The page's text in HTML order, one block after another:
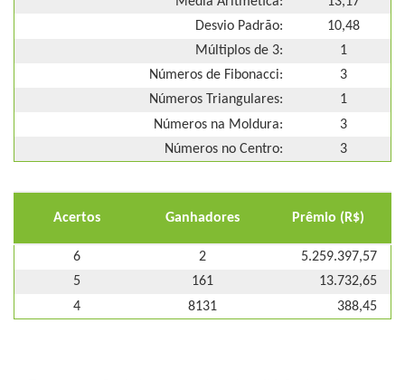
Desvio Padrão:
10,48
Múltiplos de 3:
1
Números de Fibonacci:
3
Números Triangulares:
1
Números na Moldura:
3
Números no Centro:
3
Acertos Ganhadores Prêmio (R$)
6 2
5.259.397,57
5
161
13.732,65
4
8131 388,45